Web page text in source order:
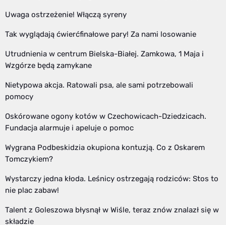
Uwaga ostrzeżenie! Włączą syreny
Tak wyglądają ćwierćfinałowe pary! Za nami losowanie
Utrudnienia w centrum Bielska-Białej. Zamkowa, 1 Maja i
Wzgórze będą zamykane
Nietypowa akcja. Ratowali psa, ale sami potrzebowali
pomocy
Oskórowane ogony kotów w Czechowicach-Dziedzicach.
Fundacja alarmuje i apeluje o pomoc
Wygrana Podbeskidzia okupiona kontuzją. Co z Oskarem
Tomczykiem?
Wystarczy jedna kłoda. Leśnicy ostrzegają rodziców: Stos to
nie plac zabaw!
Talent z Goleszowa błysnął w Wiśle, teraz znów znalazł się w
składzie